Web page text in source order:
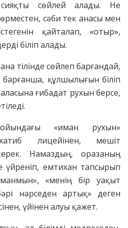
сөйлей алады. Не
сәби тек анасы мен
қайталап, «отыр»,
біліп алады.
тілінде сөйлеп барғандай,
құлшылығын біліп
ғибадат рухын берсе,
«иман рухын»
лицейінен, мешіт
Намаздың, оразаның
емтихан тапсырып
«менің бір уақыт
нәрседен артық» деген
үйінен алуы қажет.